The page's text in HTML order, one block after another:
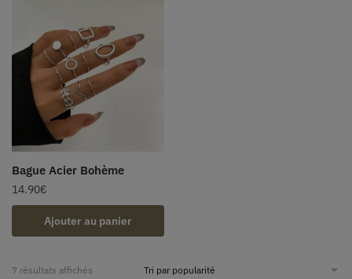
Bague Acier Bohème
14.90€
Ajouter au panier
7 résultats affichés